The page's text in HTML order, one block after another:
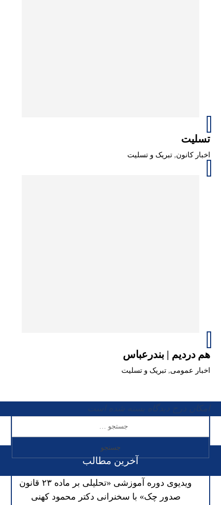
تسلیت
اخبار کانون,تبریک و تسلیت
هم دردیم | بندرعباس
اخبار عمومی,تبریک و تسلیت
آخرین مطالب
ویدیوی دوره آموزشی «تحلیلی بر ماده ۲۳ قانون
صدور چک» با سخنرانی دکتر محمود کهنی